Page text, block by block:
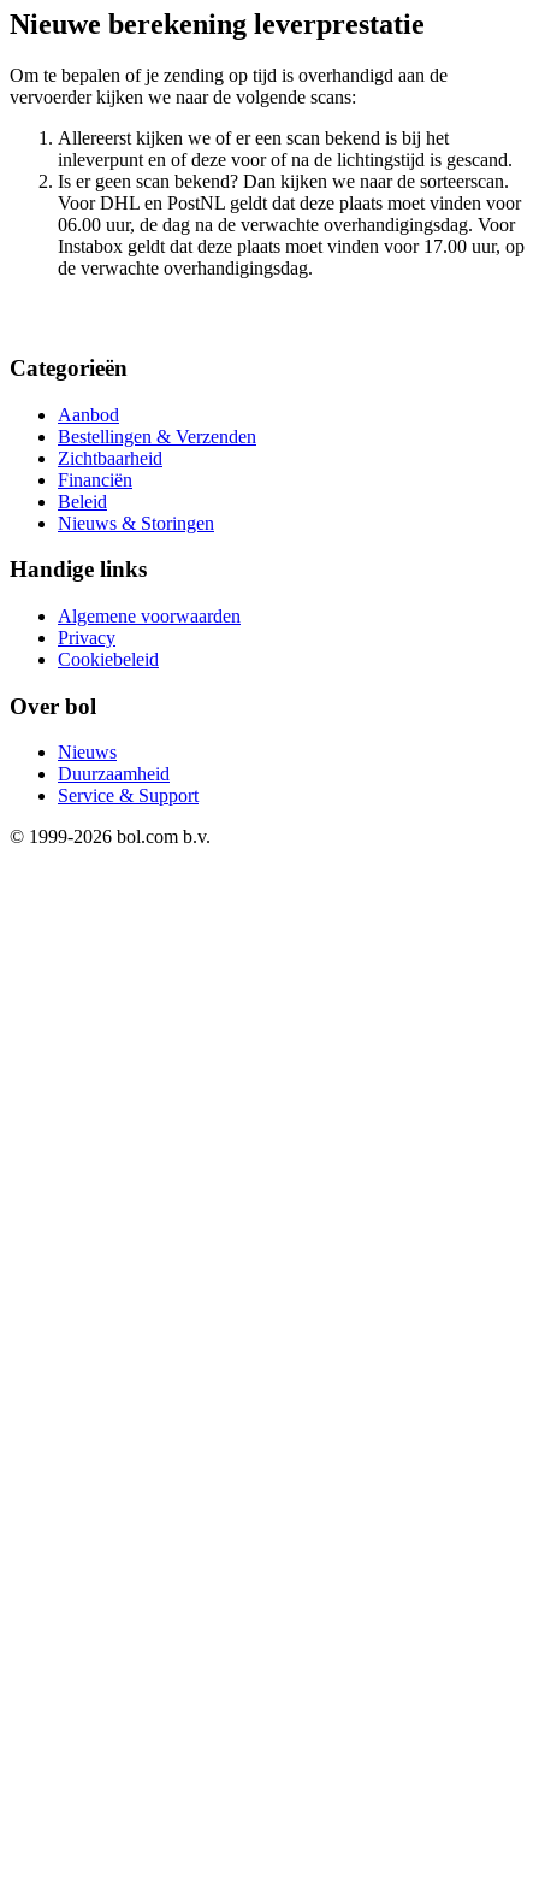
Nieuwe berekening leverprestatie
Om te bepalen of je zending op tijd is overhandigd aan de
vervoerder kijken we naar de volgende scans:
Allereerst kijken we of er een scan bekend is bij het
inleverpunt en of deze voor of na de lichtingstijd is gescand.
Is er geen scan bekend? Dan kijken we naar de sorteerscan.
Voor DHL en PostNL geldt dat deze plaats moet vinden voor
06.00 uur, de dag na de verwachte overhandigingsdag. Voor
Instabox geldt dat deze plaats moet vinden voor 17.00 uur, op
de verwachte overhandigingsdag.
Categorieën
Aanbod
Bestellingen & Verzenden
Zichtbaarheid
Financiën
Beleid
Nieuws & Storingen
Handige links
Algemene voorwaarden
Privacy
Cookiebeleid
Over bol
Nieuws
Duurzaamheid
Service & Support
© 1999-2026 bol.com b.v.